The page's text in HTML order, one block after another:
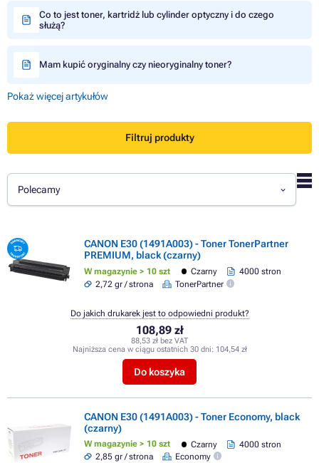
Co to jest toner, kartridż lub cylinder optyczny i do czego
służą?
Mam kupić oryginalny czy nieoryginalny toner?
Pokaż więcej artykułów
Filtruj produkty
Polecamy
CANON E30 (1491A003) - Toner TonerPartner
PREMIUM, black (czarny)
W magazynie > 10 szt Czarny
4000 stron
2,72 gr / strona
TonerPartner
108,89 zł
88,53 zł bez VAT
Najniższa cena w ciągu ostatnich 30 dni: 104,54 zł
Do koszyka
Do jakich drukarek jest to odpowiedni produkt?
CANON E30 (1491A003) - Toner Economy, black
(czarny)
W magazynie > 10 szt Czarny
4000 stron
2,85 gr / strona
Economy